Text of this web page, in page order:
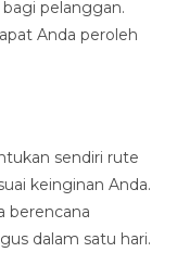
pelanggan.
Anda peroleh
sendiri rute
keinginan Anda.
berencana
dalam satu hari.